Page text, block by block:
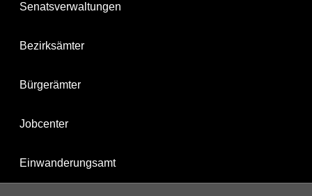
Senatsverwaltungen
Bezirksämter
Bürgerämter
Jobcenter
Einwanderungsamt